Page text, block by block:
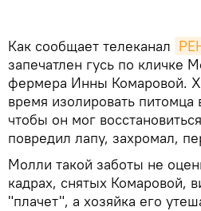
Как сообщает телеканал
запечатлен гусь по кличке
фермера Инны Комаровой.
время изолировать питомца
чтобы он мог
повредил лапу, захромал,
Молли такой заботы не
кадрах, снятых Комаровой,
"плачет", а хозяйка его